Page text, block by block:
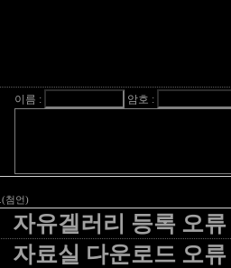
이름 : 암호 :
첨언)
유겔러리 등록 오류
료실 다운로드 오류